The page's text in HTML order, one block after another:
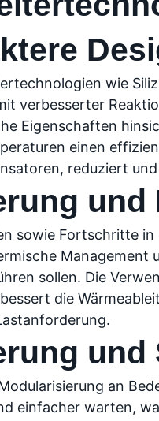
wie
verbesserter
Eigenschaften
einen
reduziert
sowie Fortschritte
Management
sollen. Die
die
an
einfacher warten,